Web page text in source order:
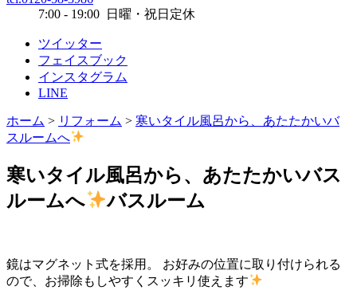
7:00 - 19:00 日曜・祝日定休
ツイッター
フェイスブック
インスタグラム
LINE
ホーム > リフォーム > 寒いタイル風呂から、あたたかいバ
スルームへ
寒いタイル風呂から、あたたかいバス
ルームへ
バスルーム
鏡はマグネット式を採用。 お好みの位置に取り付けられる
ので、お掃除もしやすくスッキリ使えます